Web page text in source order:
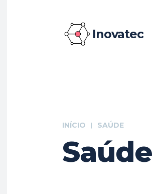
Inovatec
INÍCIO SAÚDE
Saúde